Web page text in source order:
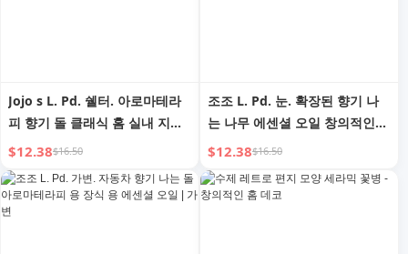
Jojo s L. Pd. 쉘터. 아로마테라
피 향기 돌 클래식 홈 실내 지속
확산 에센셜 오일 | 쉘터
$12.38$16.50
조조 L. Pd. 눈. 확장된 향기 나
는 나무 에센셜 오일 창의적인
눈사람 향기 나는 돌 자동차 장
식 | 환희
$12.38$16.50